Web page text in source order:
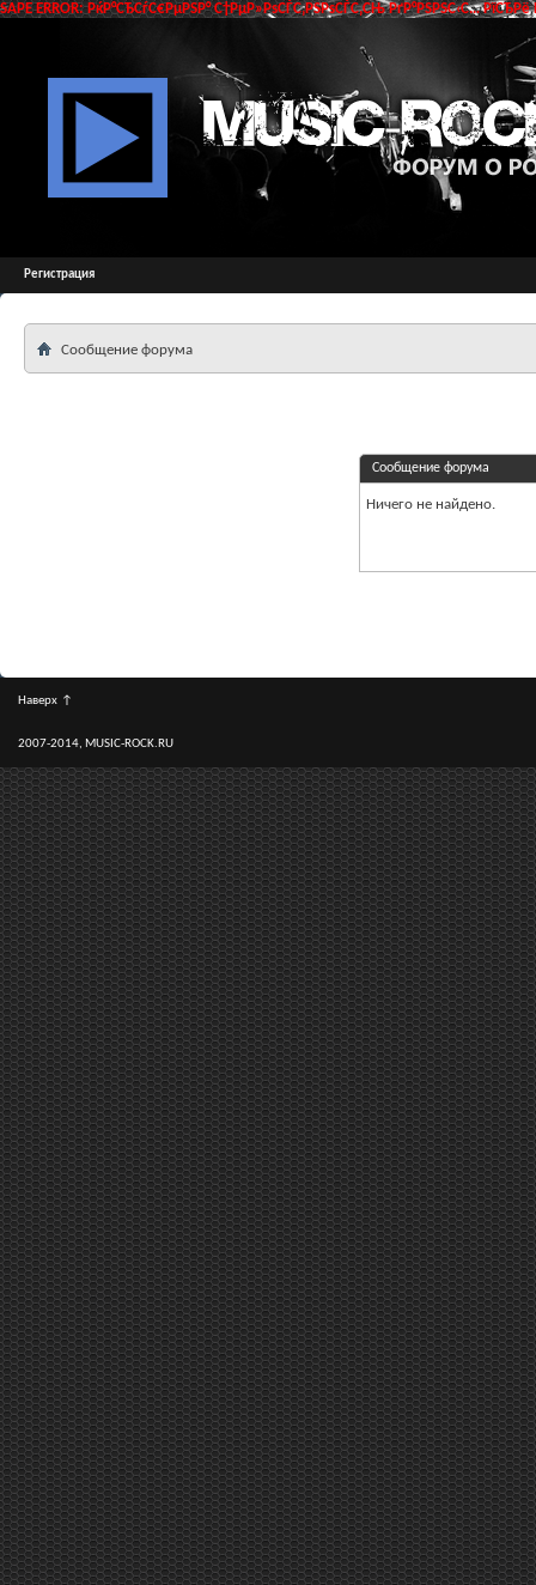
SAPE ERROR: РќР°СЂСѓС€РµРЅР° С†РµР»РѕСЃС‚РЅРѕСЃС‚СЊ РґР°РЅРЅС‹С…
Регистрация
Сообщение форума
Сообщение форума
Ничего не найдено.
Наверх ↑
2007-2014, MUSIC-ROCK.RU